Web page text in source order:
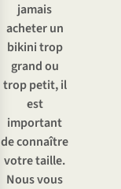
jamais
acheter un
bikini trop
grand ou
trop petit, il
est
important
de connaître
votre taille.
Nous vous